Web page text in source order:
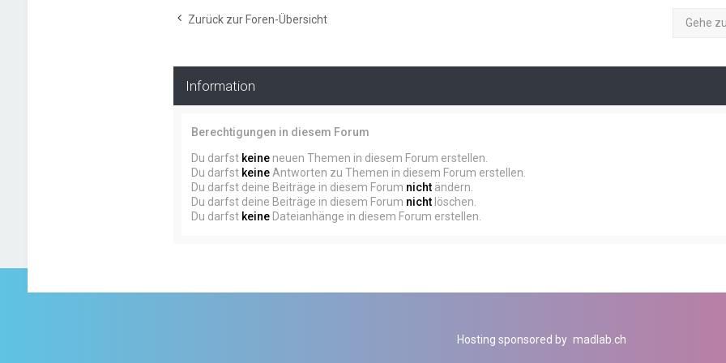
Zurück zur Foren-Übersicht Gehe
Information
Berechtigungen in diesem Forum
Du darfst keineneuen Themen in diesem Forum erstellen.
Du darfst keineAntworten zu Themen in diesem Forum erstellen.
Du darfst deine Beiträge in diesem Forum nichtändern.
Du darfst deine Beiträge in diesem Forum nichtlöschen.
Du darfst keineDateianhänge in diesem Forum erstellen.
Hosting sponsored by madlab.ch